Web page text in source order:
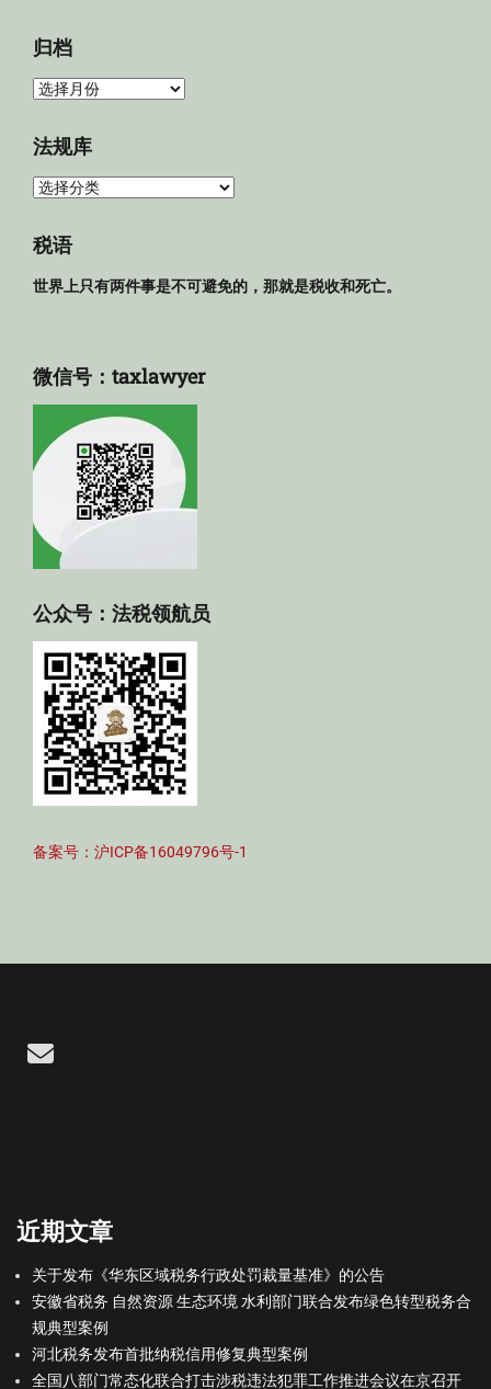
归档
归
法规库
法
库
税语
世界上只有两件事是不可避免的，那就是税收和死亡。
微信号：taxlawyer
公众号：法税领航员
备案号：沪ICP备16049796号-1
Email
近期文章
关于发布《华东区域税务行政处罚裁量基准》的公告
安徽省税务 自然资源 生态环境 水利部门联合发布绿色转型税务合
规典型案例
河北税务发布首批纳税信用修复典型案例
全国八部门常态化联合打击涉税违法犯罪工作推进会议在京召开